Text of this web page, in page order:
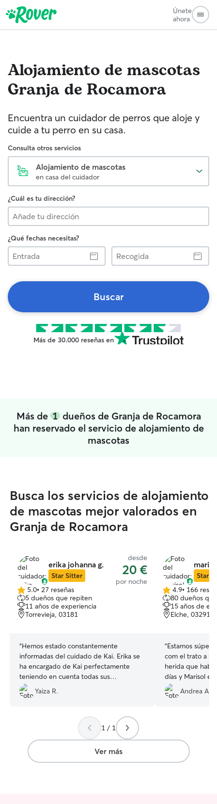
Únete
ahora
Alojamiento de mascotas
Granja de Rocamora
Encuentra un cuidador de perros que aloje y
cuide a tu perro en su casa.
Consulta otros servicios
Alojamiento de mascotas
en casa del cuidador
¿Cuál es tu dirección?
¿Qué fechas necesitas?
Entrada
Recogida
Buscar
Más de 30.000 reseñas en
Más de 1dueños de Granja de Rocamora
han reservado el servicio de alojamiento de
mascotas
Busca los servicios de alojamiento
de mascotas mejor valorados en
Granja de Rocamora
erika johanna g.
Star Sitter
desde
20 €
por noche
5.0
de
5
estrellas
5.0• 27 reseñas
5 dueños que repiten
11 años de experiencia
Torrevieja, 03181
“Hemos estado constantemente
informadas del cuidado de Kai. Erika se
ha encargado de Kai perfectamente
teniendo en cuenta todas sus
necesidades, estamos muy agradecidas.
Sin duda volveríamos a confiar en Erika
Yaiza R.
Star
4.9
de
5
estrellas
4.9• 166
80 dueños
15 años de
Elche, 03291
“Estamos súper
com el trato a
herida que
días y Marisol
sus cuidados.
mandaba fotos
Andrea A.
1 / 1
Ver más